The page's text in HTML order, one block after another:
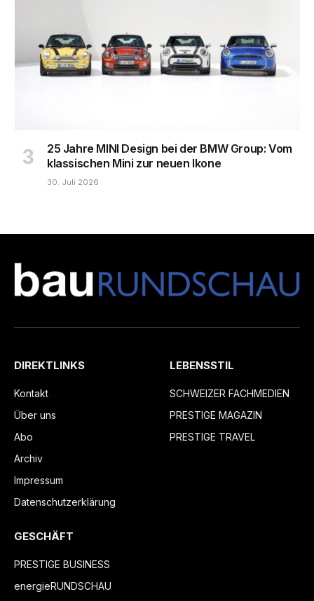
25 Jahre MINI Design bei der BMW Group: Vom
klassischen Mini zur neuen Ikone
30. Juli 2026
DIREKTLINKS
Kontakt
Über uns
Abo
Archiv
Impressum
Datenschutzerklärung
LEBENSSTIL
SCHWEIZER FACHMEDIEN
PRESTIGE MAGAZIN
PRESTIGE TRAVEL
GESCHÄFT
PRESTIGE BUSINESS
energieRUNDSCHAU